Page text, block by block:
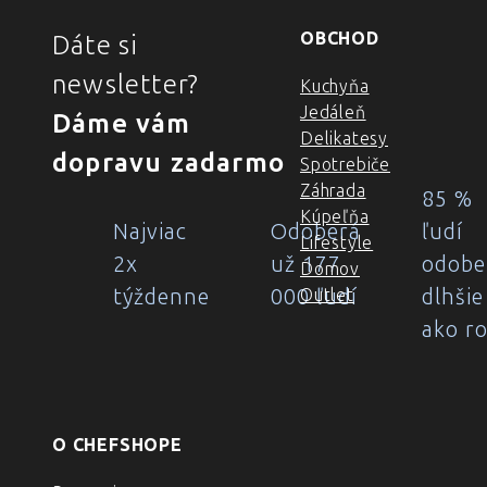
Dáte si
newsletter?
Dáme vám
dopravu zadarmo
Najviac
2x
týždenne
Odoberá
už 177
000 ľudí
85 %
ľudí
dlhšie
ako
OBCHOD
Kuchyňa
Jedáleň
Delikatesy
Spotrebiče
Záhrada
Kúpeľňa
Lifestyle
Domov
Outlet
O CHEFSHOPE